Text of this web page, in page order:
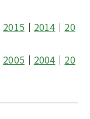
2015 │ 2014 │ 20
2005 │ 2004 │ 20